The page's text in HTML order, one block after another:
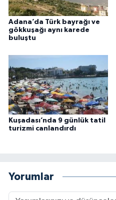
Adana’da Türk bayrağı ve
gökkuşağı aynı karede
buluştu
Kuşadası’nda 9 günlük tatil
turizmi canlandırdı
Yorumlar